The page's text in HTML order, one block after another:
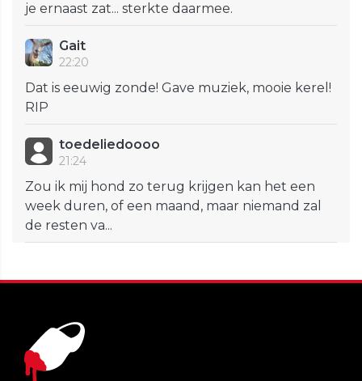
je ernaast zat... sterkte daarmee.
Gait
22:20
Dat is eeuwig zonde! Gave muziek, mooie kerel!
RIP
toedeliedoooo
21:24
Zou ik mij hond zo terug krijgen kan het een
week duren, of een maand, maar niemand zal
de resten va...